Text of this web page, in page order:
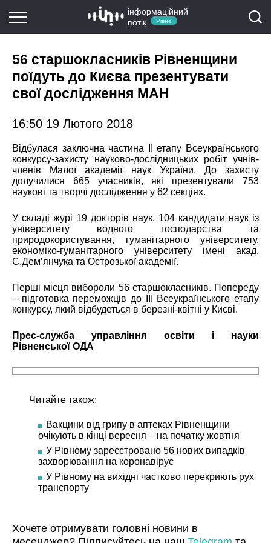
інформаційний
потік
Рівне
56 старшокласників Рівненщини
поїдуть до Києва презентувати
свої дослідження МАН
16:50 19 Лютого 2018
Відбулася заключна частина ІІ етапу Всеукраїнського
конкурсу-захисту науково-дослідницьких робіт учнів-
членів Малої академії наук України. До захисту
долучилися 665 учасників, які презентували 753
наукові та творчі дослідження у 62 секціях.
У складі журі 19 докторів наук, 104 кандидати наук із
університету водного господарства та
природокористування, гуманітарного університету,
економіко-гуманітарного університету імені акад.
С.Дем’янчука та Острозької академії.
Перші місця вибороли 56 старшокласників. Попереду
– підготовка переможців до ІІІ Всеукраїнського етапу
конкурсу, який відбудеться в березні-квітні у Києві.
Прес-служба управління освіти і науки
Рівненської ОДА
Читайте також:
Вакцини від грипу в аптеках Рівненщини
очікують в кінці вересня – на початку жовтня
У Рівному зареєстровано 56 нових випадків
захворювання на коронавірус
У Рівному на вихідні частково перекриють рух
транспорту
Хочете отримувати головні новини в